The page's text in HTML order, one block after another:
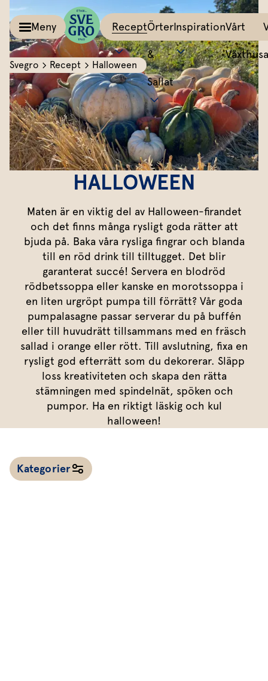
Meny
Recept
Örter &
Sallat
Inspiration
Växthus
Vårt ansvar
Om oss
Recept
Kalla såser & Röror
Pesto
Röror
Kalla såser
Dipp
Dressingar
Dressing
Vinägrett
Örtolja
Tillbehör
Potatis
Grönsaker
Äggrätter
Övriga tillbehör
Marinad & kryddsmör
Marinad
Kryddsmör
Örtsalt & rub
Örter
&
Sallat
Allt om färska örter
Basilika
Koriander
Mynta
Persilja
Gräslök
Timjan
Oregano
Citronmeliss
Salvia
Dragon
Rosmarin
Körvel
Krasse
Röd
Allt om sallat
Vårt sortiment
Våra färska örter
Vår sallat & gröna blad
Inspiration
Matinspiration
Bästa peston
Lyckas med aioli
Mumsig majonnäs
Smaksätt örtolja
Gör eget örtsmör
Marinera mera
Fixa vinägretten
Dressingen gör salladen
Sväng
All
Vårt
Växthus
HALLOWEEN
Maten är en viktig del av Halloween-firandet
och det finns många rysligt goda rätter att
bjuda på. Baka våra rysliga fingrar och blanda
till en röd drink till tilltugget. Det blir
garanterat succé! Servera en blodröd
rödbetssoppa eller kanske en morotssoppa i
en liten urgröpt pumpa till förrätt? Vår goda
pumpalasagne passar serverar du på buffén
eller till huvudrätt tillsammans med en fräsch
sallad i orange eller rött. Till avslutning, fixa en
rysligt god efterrätt som du dekorerar. Släpp
loss kreativiteten och skapa den rätta
stämningen med spindelnät, spöken och
pumpor. Ha en riktigt läskig och kul
halloween!
Svegro Recept Halloween
Kategorier